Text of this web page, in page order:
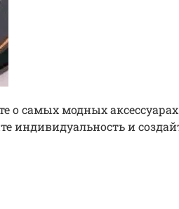
о самых модных
индивидуальность и